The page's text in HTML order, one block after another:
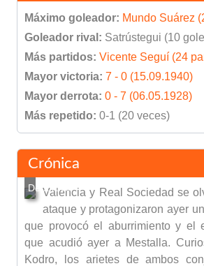
Máximo goleador: Mundo Suárez
Goleador rival: Satrústegui (10
Más partidos: Vicente Seguí (24
Mayor victoria: 7 - 0 (15.09.1940)
Mayor derrota: 0 - 7 (06.05.1928)
Más repetido: 0-1 (20 veces)
Crónica
Valencia y Real Sociedad se
ataque y protagonizaron ayer
que provocó el aburrimiento y el
que acudió ayer a Mestalla.
Kodro, los arietes de ambos